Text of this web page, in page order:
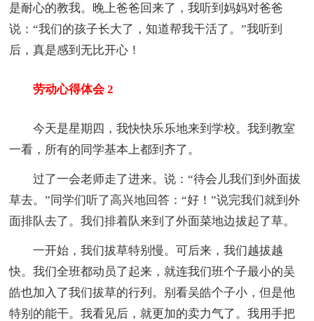
是耐心的教我。晚上爸爸回来了，我听到妈妈对爸爸
说：“我们的孩子长大了，知道帮我干活了。”我听到
后，真是感到无比开心！
劳动心得体会 2
今天是星期四，我快快乐乐地来到学校。我到教室
一看，所有的同学基本上都到齐了。
过了一会老师走了进来。说：“待会儿我们到外面拔
草去。”同学们听了高兴地回答：“好！”说完我们就到外
面排队去了。我们排着队来到了外面菜地边拔起了草。
一开始，我们拔草特别慢。可后来，我们越拔越
快。我们全班都动员了起来，就连我们班个子最小的吴
皓也加入了我们拔草的行列。别看吴皓个子小，但是他
特别的能干。我看见后，就更加的卖力气了。我用手把